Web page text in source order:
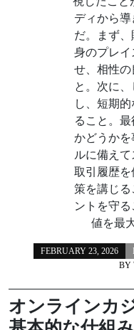
ディから
だ。まず
身のプレ
せ、相性の
と。次に
し、短期
ること。
かどうか
ルに備え
取引履歴
策を講じる
ントを守
値を最
FEBRUARY 23, 2026
BY
オンラインカ